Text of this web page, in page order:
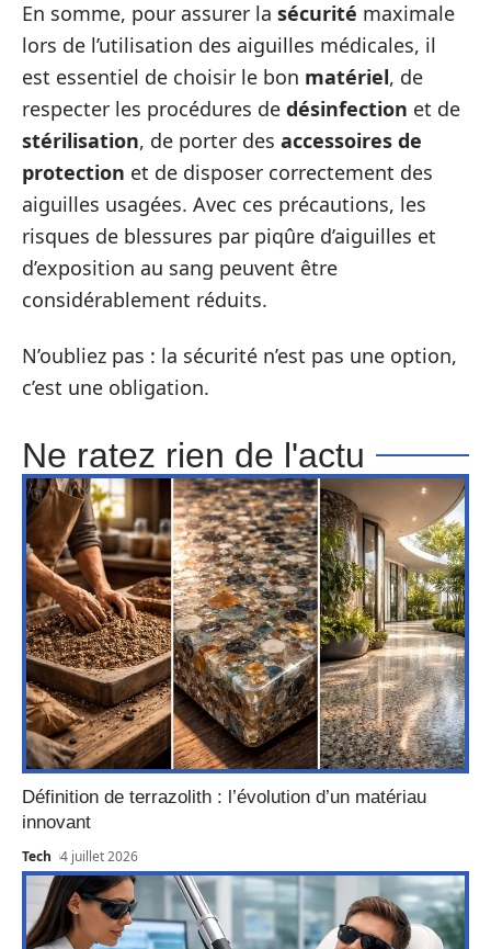
En somme, pour assurer la sécurité maximale
lors de l’utilisation des aiguilles médicales, il
est essentiel de choisir le bon matériel, de
respecter les procédures de désinfection et de
stérilisation, de porter des accessoires de
protection et de disposer correctement des
aiguilles usagées. Avec ces précautions, les
risques de blessures par piqûre d’aiguilles et
d’exposition au sang peuvent être
considérablement réduits.
N’oubliez pas : la sécurité n’est pas une option,
c’est une obligation.
Ne ratez rien de l'actu
Définition de terrazolith : l’évolution d’un matériau
innovant
Tech 4 juillet 2026